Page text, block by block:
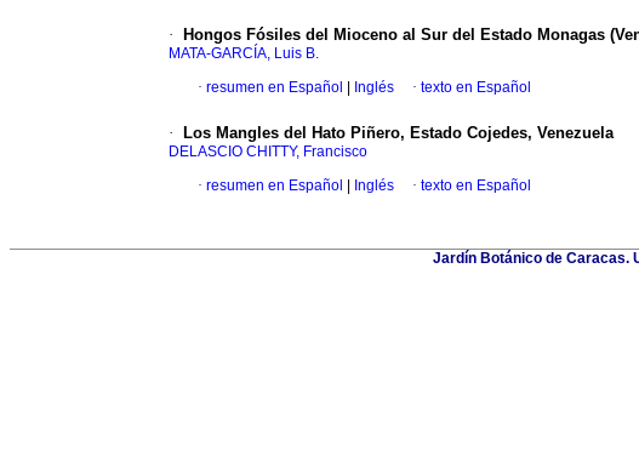
· Hongos Fósiles del Mioceno al Sur del Estado Monagas
MATA-GARCÍA, Luis B.
· resumen en Español Inglés · texto en Español
· Los Mangles del Hato Piñero, Estado Cojedes, Venezuela
DELASCIO CHITTY, Francisco
· resumen en Español Inglés · texto en Español
Jardín Botánico de Caracas.